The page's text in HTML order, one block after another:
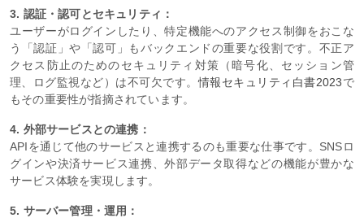
3. 認証・認可とセキュリティ：
ユーザーがログインしたり、特定機能へのアクセス制御をおこな
う「認証」や「認可」もバックエンドの重要な役割です。不正ア
クセス防止のためのセキュリティ対策（暗号化、セッション管
理、ログ監視など）は不可欠です。情報セキュリティ白書2023で
もその重要性が指摘されています。
4. 外部サービスとの連携：
APIを通じて他のサービスと連携するのも重要な仕事です。SNSロ
グインや決済サービス連携、外部データ取得などの機能が豊かな
サービス体験を実現します。
5. サーバー管理・運用：